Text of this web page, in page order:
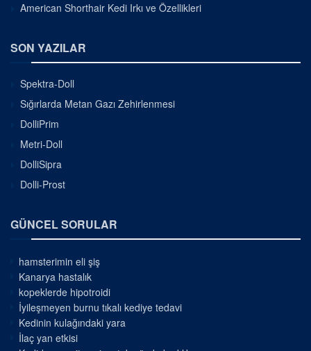
American Shorthair Kedi Irkı ve Özellikleri
SON YAZILAR
Spektra-Doll
Sığırlarda Metan Gazı Zehirlenmesi
DolliPrim
Metri-Doll
DolliSipra
Dolli-Prost
GÜNCEL SORULAR
hamsterimin eli şiş
Kanarya hastalık
kopeklerde hipotroidi
İyileşmeyen burnu tıkalı kediye tedavi
Kedinin kulağındaki yara
İlaç yan etkisi